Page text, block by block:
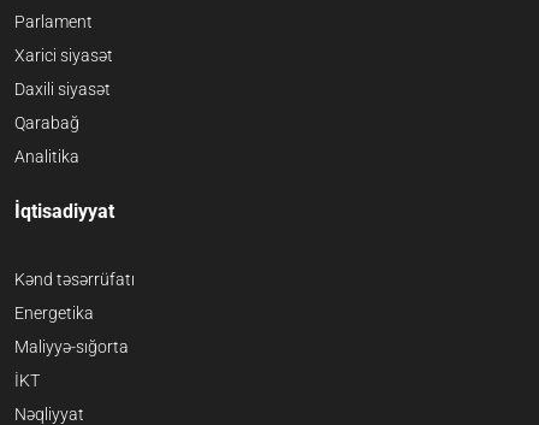
Parlament
Xarici siyasət
Daxili siyasət
Qarabağ
Analitika
İqtisadiyyat
Kənd təsərrüfatı
Energetika
Maliyyə-sığorta
İKT
Nəqliyyat